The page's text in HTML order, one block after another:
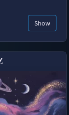
Show